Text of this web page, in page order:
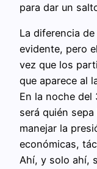
para dar un
La diferencia
evidente, pero
vez que los
que aparece al
En la noche del
será quién
manejar la
económicas,
Ahí, y solo ahí,